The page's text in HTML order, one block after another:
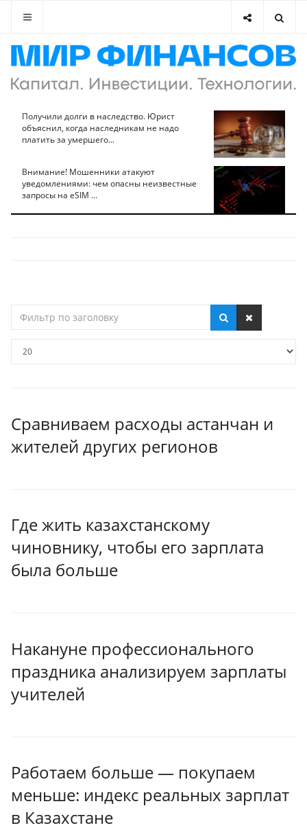
Получили долги в наследство. Юрист
объяснил, когда наследникам не надо
платить за умершего...
Внимание! Мошенники атакуют
уведомлениями: чем опасны неизвестные
запросы на eSIM ...
по
Сравниваем расходы астанчан и
жителей других регионов
Где жить казахстанскому
чиновнику, чтобы его зарплата
была больше
Накануне профессионального
праздника анализируем зарплаты
учителей
Работаем больше — покупаем
меньше: индекс реальных зарплат
в Казахстане